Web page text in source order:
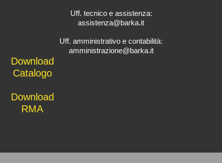
Uff. tecnico e assistenza:
assistenza@barka.it
Uff. amministrativo e contabilità:
amministrazione@barka.it
Download
Catalogo
Download
RMA